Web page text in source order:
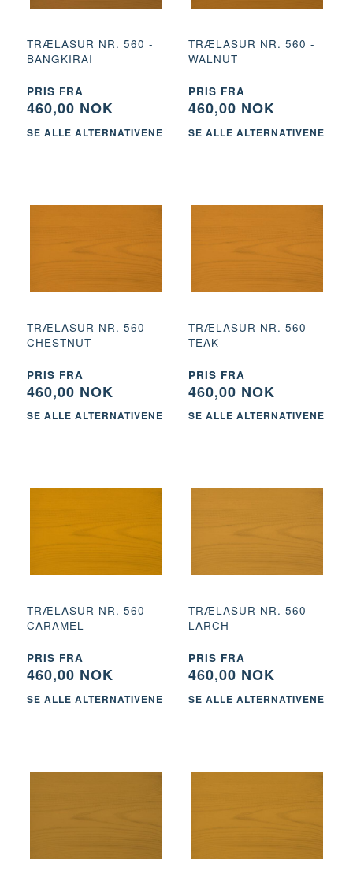
TRÆLASUR NR. 560 -
BANGKIRAI
PRIS FRA
460,00 NOK
SE ALLE ALTERNATIVENE
TRÆLASUR NR. 560 -
WALNUT
PRIS FRA
460,00 NOK
SE ALLE ALTERNATIVENE
TRÆLASUR NR. 560 -
CHESTNUT
PRIS FRA
460,00 NOK
SE ALLE ALTERNATIVENE
TRÆLASUR NR. 560 -
TEAK
PRIS FRA
460,00 NOK
SE ALLE ALTERNATIVENE
TRÆLASUR NR. 560 -
CARAMEL
PRIS FRA
460,00 NOK
SE ALLE ALTERNATIVENE
TRÆLASUR NR. 560 -
LARCH
PRIS FRA
460,00 NOK
SE ALLE ALTERNATIVENE